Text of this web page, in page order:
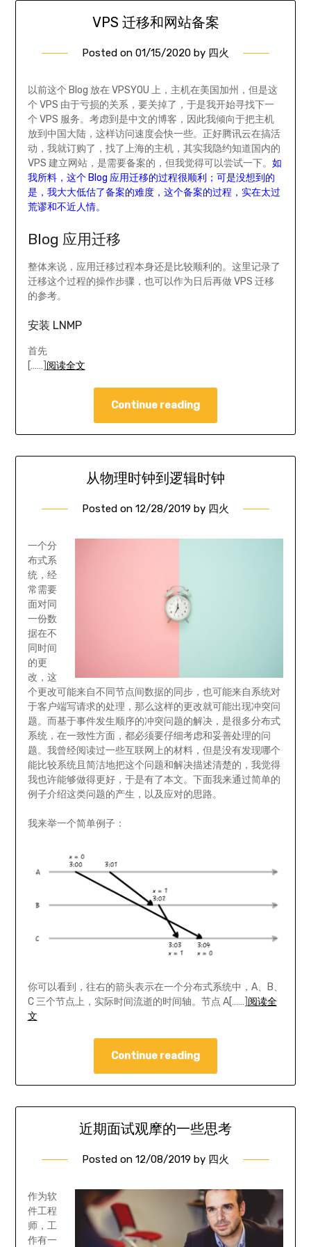
VPS 迁移和网站备案
Posted on 01/15/2020 by 四火
以前这个 Blog 放在 VPSYOU 上，主机在美国加州，但是这
个 VPS 由于亏损的关系，要关掉了，于是我开始寻找下一
个 VPS 服务。考虑到是中文的博客，因此我倾向于把主机
放到中国大陆，这样访问速度会快一些。正好腾讯云在搞活
动，我就订购了，找了上海的主机，其实我隐约知道国内的
VPS 建立网站，是需要备案的，但我觉得可以尝试一下。 如
我所料，这个 Blog 应用迁移的过程很顺利；可是没想到的
是，我大大低估了备案的难度，这个备案的过程，实在太过
荒谬和不近人情。
Blog 应用迁移
整体来说，应用迁移过程本身还是比较顺利的。这里记录了
迁移这个过程的操作步骤，也可以作为日后再做 VPS 迁移
的参考。
安装 LNMP
首先
[……] 阅读全文
Continue reading
从物理时钟到逻辑时钟
Posted on 12/28/2019 by 四火
一个分
布式系
统，经
常需要
面对同
一份数
据在不
同时间
的更
改，这
个更改可能来自不同节点间数据的同步，也可能来自系统对
于客户端写请求的处理，那么这样的更改就可能出现冲突问
题。而基于事件发生顺序的冲突问题的解决，是很多分布式
系统，在一致性方面，都必须要仔细考虑和妥善处理的问
题。我曾经阅读过一些互联网上的材料，但是没有发现哪个
能比较系统且简洁地把这个问题和解决描述清楚的，我觉得
我也许能够做得更好，于是有了本文。下面我来通过简单的
例子介绍这类问题的产生，以及应对的思路。
我来举一个简单例子：
你可以看到，往右的箭头表示在一个分布式系统中，A、B、
C 三个节点上，实际时间流逝的时间轴。节点 A[……] 阅读全
文
Continue reading
近期面试观摩的一些思考
Posted on 12/08/2019 by 四火
作为软
件工程
师，工
作有一